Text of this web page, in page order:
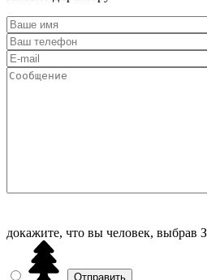
докажите, что вы человек, выбрав